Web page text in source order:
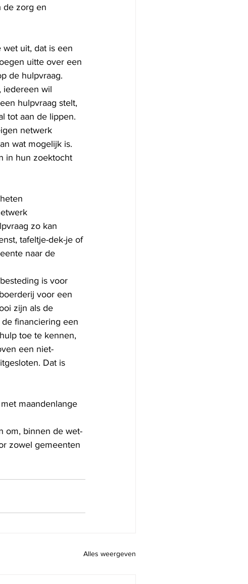
de zorg en
uit, dat is een
uitte over een
de hulpvraag.
iedereen wil
hulpvraag stelt,
tot aan de lippen.
netwerk
wat mogelijk is.
in hun zoektocht
zo kan
tafeltje-dek-je of
naar de
is voor
voor een
zijn als de
financiering een
toe te kennen,
een niet-
Dat is
maandenlange
om, binnen de wet-
zowel gemeenten
Alles weergeven